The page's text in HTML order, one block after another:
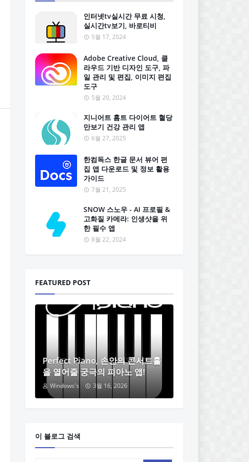
인터넷tv실시간 무료 시청,
실시간tv보기, 바로티비
5월 17, 2024
Adobe Creative Cloud, 클
라우드 기반 디자인 도구, 파
일 관리 및 편집, 이미지 편집
도구
5월 20, 2024
지니어트 홈트 다이어트 혈당
만보기 건강 관리 앱
6월 27, 2025
한컴독스 한글 문서 뷰어 편
집 앱 다운로드 및 정보 활용
가이드
7월 21, 2025
SNOW 스노우 - AI 프로필 &
고화질 카메라: 인생샷을 위
한 필수 앱
8월 22, 2024
FEATURED POST
Perfect Piano, 손안의 콘서트홀
을 열어줄 궁극의 피아노 앱!
Windows's 3월 16, 2026
이 블로그 검색